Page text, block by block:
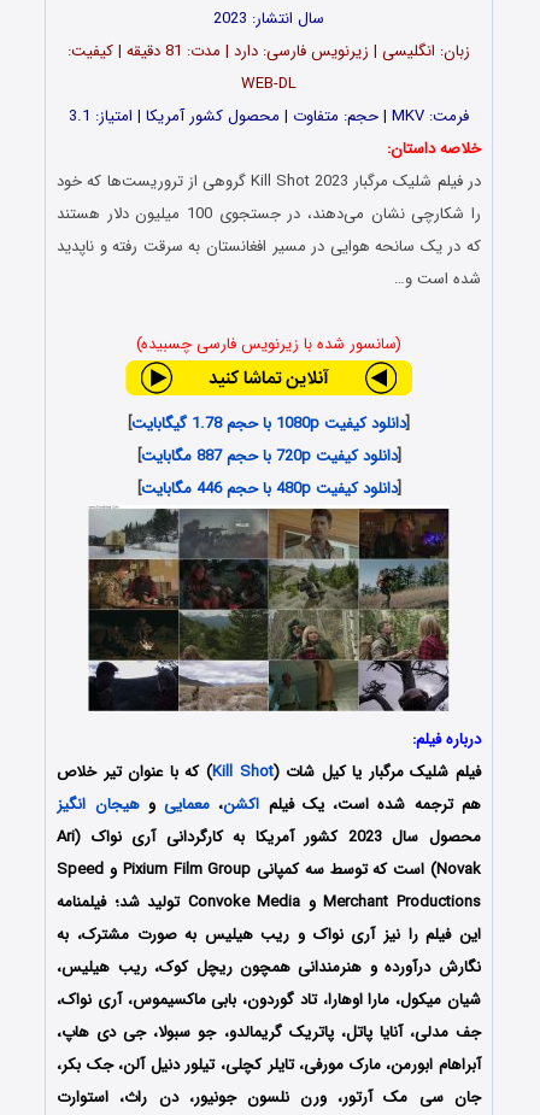
سال انتشار: 2023
زبان: انگلیسی | زیرنویس فارسی: دارد | مدت: 81 دقیقه | کیفیت:
WEB-DL
فرمت: MKV | حجم: متفاوت | محصول کشور آمریکا | امتیاز: 3.1
خلاصه داستان:
در فیلم شلیک مرگبار Kill Shot 2023 گروهی از تروریست‌ها که خود
را شکارچی نشان می‌دهند، در جستجوی 100 میلیون دلار هستند
که در یک سانحه هوایی در مسیر افغانستان به سرقت رفته و ناپدید
شده است و…
(سانسور شده با زیرنویس فارسی چسبیده)
[دانلود کیفیت 1080p با حجم 1.78 گیگابایت
]
[دانلود کیفیت 720p با حجم 887 مگابایت
]
[دانلود کیفیت 480p با حجم 446 مگابایت ]
درباره فیلم:
فیلم شلیک مرگبار یا کیل شات (Kill Shot) که با عنوان تیر خلاص
هم ترجمه شده است، یک فیلم اکشن، معمایی وهیجان انگیز
محصول سال 2023 کشور آمریکا به کارگردانی آری نواک (Ari
Novak) است که توسط سه کمپانی Pixium Film Group و Speed
Merchant Productions و Convoke Media تولید شد؛ فیلمنامه
این فیلم را نیز آری نواک و ریب هیلیس به صورت مشترک، به
نگارش درآورده و هنرمندانی همچون ریچل کوک، ریب هیلیس،
شیان میکول، مارا اوهارا، تاد گوردون، بابی ماکسیموس، آری نواک،
جف مدلی، آنایا پاتل، پاتریک گریمالدو، جو سبولا، جی دی هاپ،
آبراهام ابورمن، مارک مورفی، تایلر کچلی، تیلور دنیل آلن، جک بکر،
جان سی مک آرتور، ورن نلسون جونیور، دن راث، استوارت